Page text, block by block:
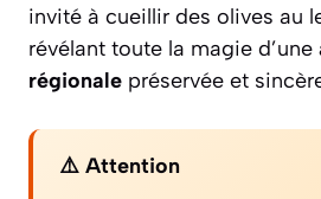
invité à cueillir des olives au
révélant toute la magie d’une
régionale préservée et
⚠️ Attention